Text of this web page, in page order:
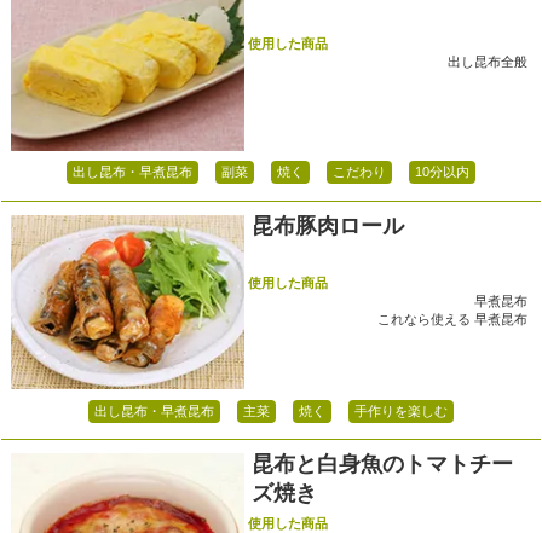
使用した商品
出し昆布全般
出し昆布・早煮昆布 副菜 焼く こだわり 10分以内
昆布豚肉ロール
使用した商品
早煮昆布
これなら使える 早煮昆布
出し昆布・早煮昆布 主菜 焼く 手作りを楽しむ
昆布と白身魚のトマトチー
ズ焼き
使用した商品